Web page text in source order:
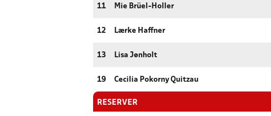
11 Mie Brüel-Holler
12 Lærke Haffner
13 Lisa Jønholt
19 Cecilia Pokorny Quitzau
RESERVER